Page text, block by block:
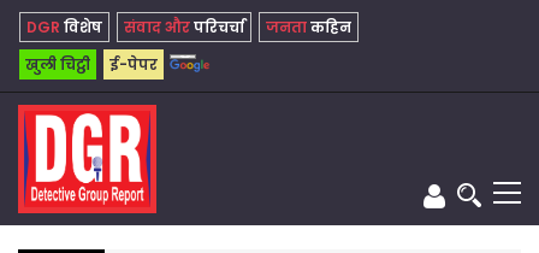
DGR विशेष संवाद औरपरिचर्चा जनताकहिन
खुली चिट्ठी
ई-पेपर